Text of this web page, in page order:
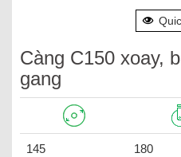
Càng C150 xoay,
gang
145 180